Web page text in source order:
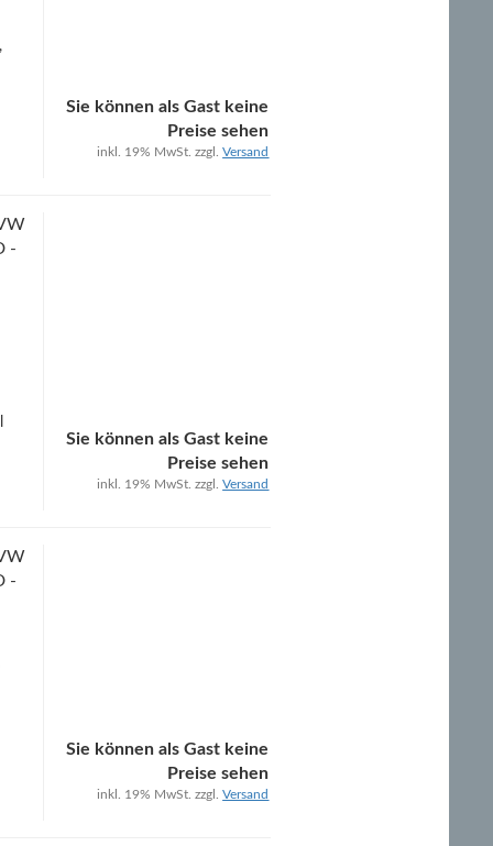
Sie können als Gast keine
Preise sehen
inkl. 19% MwSt. zzgl.Versand
-
Sie können als Gast keine
Preise sehen
inkl. 19% MwSt. zzgl.Versand
-
Sie können als Gast keine
Preise sehen
inkl. 19% MwSt. zzgl.Versand